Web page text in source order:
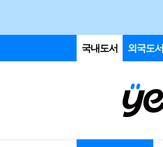
국내도서 외국도서